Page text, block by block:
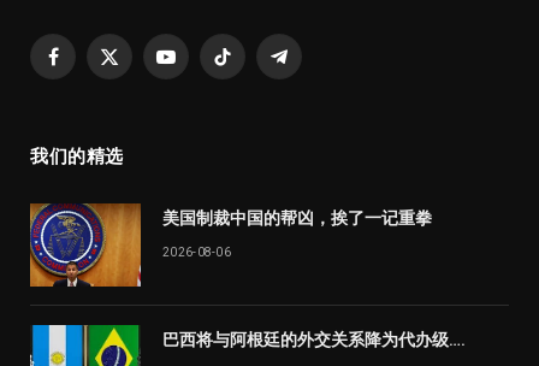
Facebook
X
YouTubeTikTok Telegram
我们的精选
美国制裁中国的帮凶，挨了一记重拳
2026-08-06
巴西将与阿根廷的外交关系降为代办级….